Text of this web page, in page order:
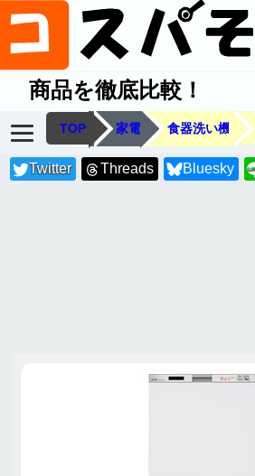
商品を徹底比較！
TOP 家電 食器洗い機
Twitter Threads Bluesky